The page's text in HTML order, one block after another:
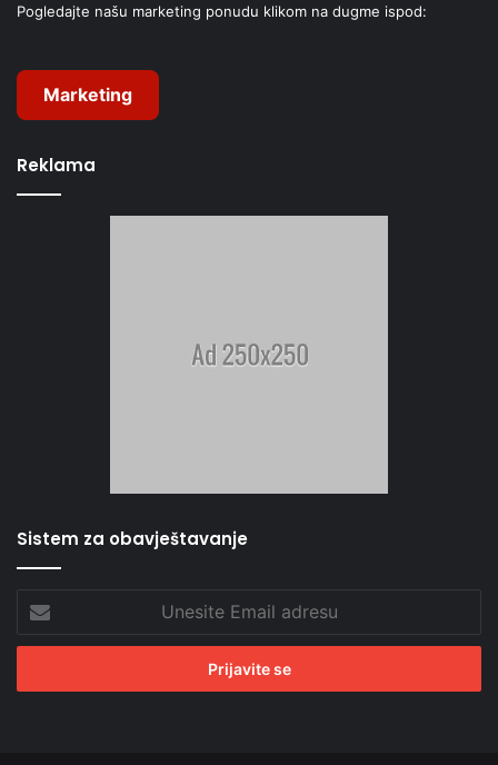
Pogledajte našu marketing ponudu klikom na dugme ispod:
Marketing
Reklama
Sistem za obavještavanje
Email
adresu